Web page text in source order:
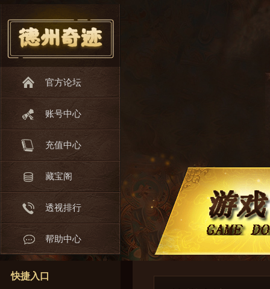
官方论坛
账号中心
充值中心
藏宝阁
透视排行
帮助中心
快捷入口